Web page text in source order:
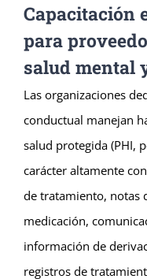
Capacitación
para
salud mental
Las organizaciones
conductual manejan
salud protegida (PHI,
carácter altamente
de tratamiento, notas
medicación,
información de
registros de